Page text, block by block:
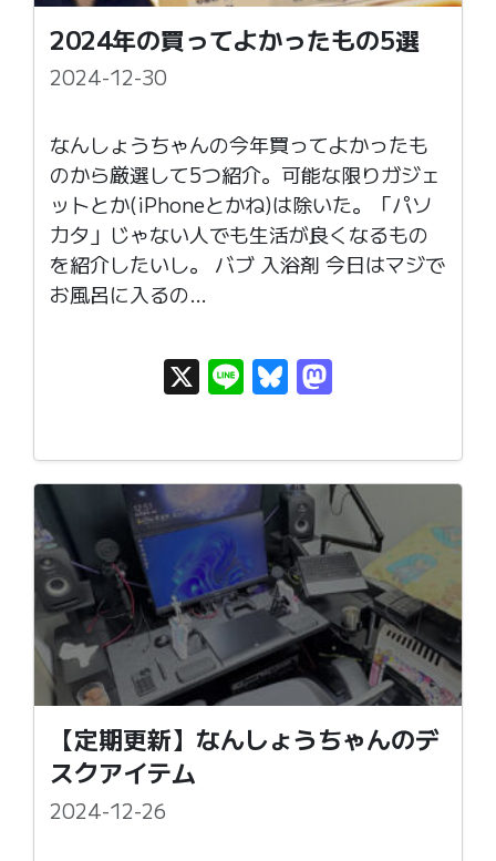
2024年の買ってよかったもの5選
2024-12-30
なんしょうちゃんの今年買ってよかったも
のから厳選して5つ紹介。可能な限りガジェ
ットとか(iPhoneとかね)は除いた。「パソ
カタ」じゃない人でも生活が良くなるもの
を紹介したいし。 バブ 入浴剤 今日はマジで
お風呂に入るの…
X Li
e
Bl
e
s
k
y
t
o
d
o
n
【定期更新】なんしょうちゃんのデ
スクアイテム
2024-12-26